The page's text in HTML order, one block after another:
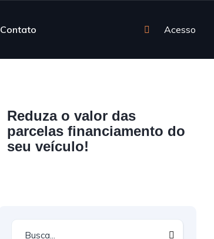
Contato Acesso
Reduza o valor das
parcelas financiamento do
seu veículo!